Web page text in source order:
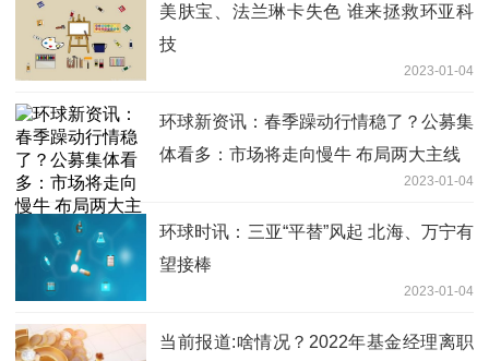
美肤宝、法兰琳卡失色 谁来拯救环亚科
技
2023-01-04
环球新资讯：春季躁动行情稳了？公募集
体看多：市场将走向慢牛 布局两大主线
2023-01-04
环球时讯：三亚“平替”风起 北海、万宁有
望接棒
2023-01-04
当前报道:啥情况？2022年基金经理离职